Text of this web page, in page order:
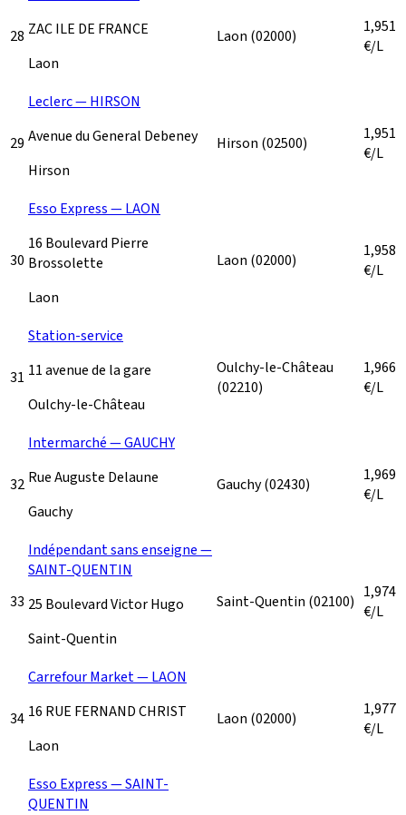
28 ZAC ILE DE FRANCE
Laon
Laon (02000)
1,951
€/L
29
Leclerc — HIRSON
Avenue du General Debeney
Hirson
Hirson (02500)
1,951
€/L
30
Esso Express — LAON
16 Boulevard Pierre
Brossolette
Laon
Laon (02000)
1,958
€/L
31
Station-service
11 avenue de la gare
Oulchy-le-Château
Oulchy-le-Château
(02210)
1,966
€/L
32
Intermarché — GAUCHY
Rue Auguste Delaune
Gauchy
Gauchy(02430)
1,969
€/L
33
Indépendant sans enseigne —
SAINT-QUENTIN
25 Boulevard Victor Hugo
Saint-Quentin
Saint-Quentin (02100) 1,974
€/L
34
Carrefour Market — LAON
16 RUE FERNAND CHRIST
Laon
Laon (02000)
1,977
€/L
Esso Express — SAINT-
QUENTIN